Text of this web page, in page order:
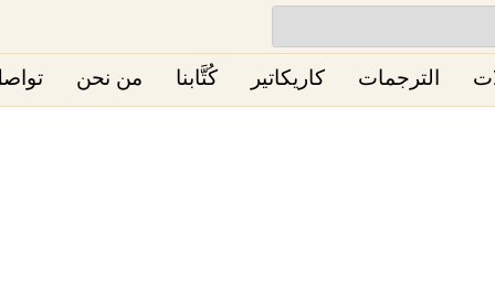
الترجمات كاريكاتير كُتَّابنا من نحن